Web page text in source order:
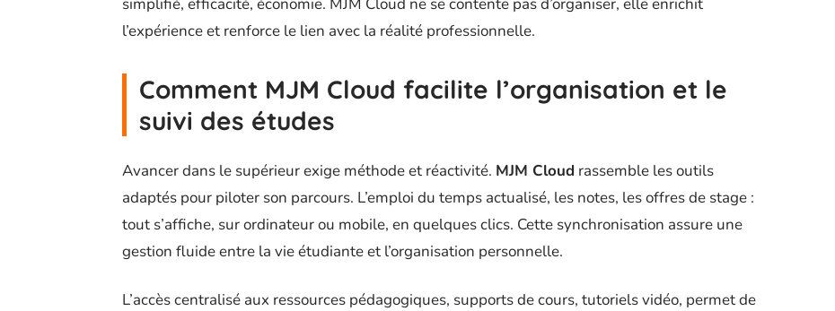
l’expérience et renforce le lien avec la réalité professionnelle.
Comment MJM Cloud facilite l’organisation et le
suivi des études
Avancer dans le supérieur exige méthode et réactivité. MJM Cloud rassemble les outils
adaptés pour piloter son parcours. L’emploi du temps actualisé, les notes, les offres de stage :
tout s’affiche, sur ordinateur ou mobile, en quelques clics. Cette synchronisation assure une
gestion fluide entre la vie étudiante et l’organisation personnelle.
L’accès centralisé aux ressources pédagogiques, supports de cours, tutoriels vidéo, permet de